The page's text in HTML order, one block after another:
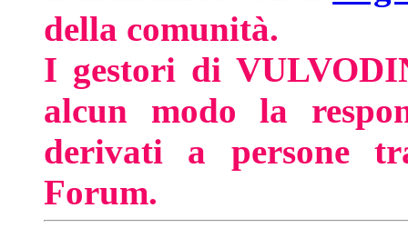
della comunità.
I gestori di
alcun modo la
derivati a persone
Forum.